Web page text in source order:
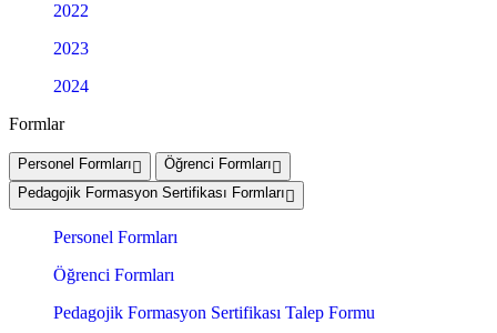
2022
2023
2024
Formlar
Personel Formları
Öğrenci Formları
Pedagojik Formasyon Sertifikası Formları
Personel Formları
Öğrenci Formları
Pedagojik Formasyon Sertifikası Talep Formu